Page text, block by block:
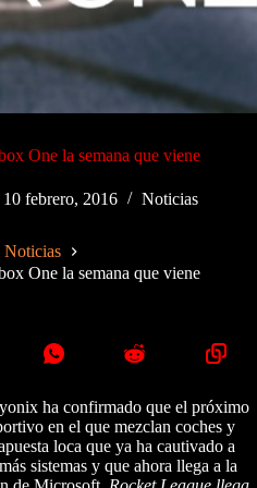
One la semana que viene
10 febrero, 2016 Noticias
Noticias
One la semana que viene
ha confirmado que el próximo
en el que mezclan coches y
loca que ya ha cautivado a
sistemas y que ahora llega a la